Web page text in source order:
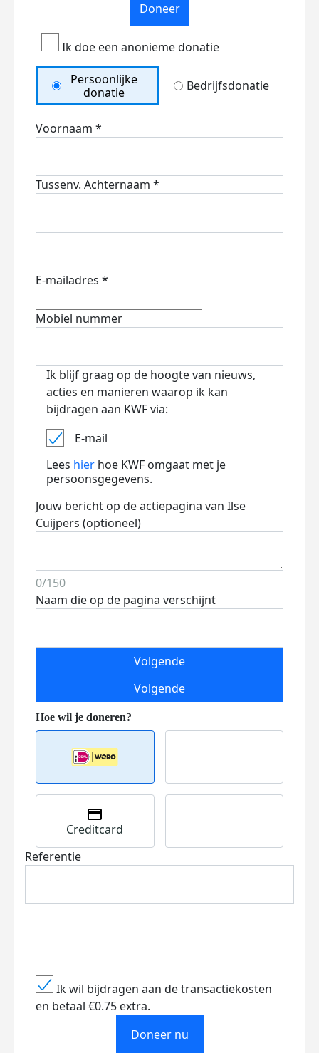
Doneer
Ik doe een anonieme donatie
Persoonlijke
donatie
Bedrijfsdonatie
Voornaam *
Tussenv. Achternaam *
E-mailadres *
Mobiel nummer
Ik blijf graag op de hoogte van nieuws,
acties en manieren waarop ik kan
bijdragen aan KWF via:
E-mail
Lees hier hoe KWF omgaat met je
persoonsgegevens.
Jouw bericht op de actiepagina van Ilse
Cuijpers (optioneel)
0/150
Naam die op de pagina verschijnt
Volgende
Volgende
Creditcard
Referentie
Ik wil bijdragen aan de transactiekosten
en betaal €0.75 extra.
Doneer nu